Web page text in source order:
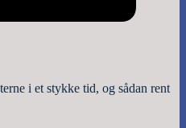
i et stykke tid, og sådan rent